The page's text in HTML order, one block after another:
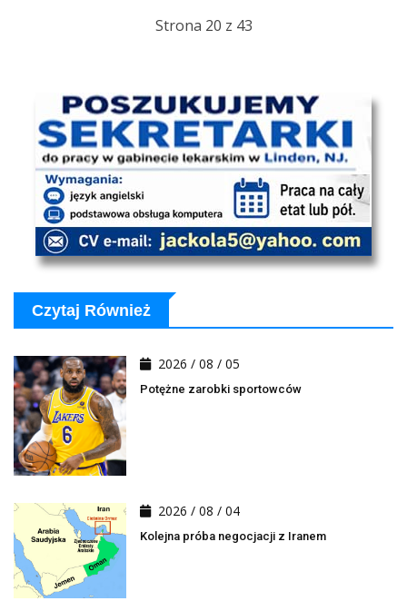
Strona 20 z 43
Czytaj Również
2026 / 08 / 05
Potężne zarobki sportowców
2026 / 08 / 04
Kolejna próba negocjacji z Iranem